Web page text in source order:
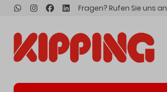
springen Fragen? Rufen Sie uns an